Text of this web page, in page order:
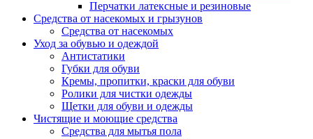
Перчатки латексные и резиновые
Средства от насекомых и грызунов
Средства от насекомых
Уход за обувью и одеждой
Антистатики
Губки для обуви
Кремы, пропитки, краски для обуви
Ролики для чистки одежды
Щетки для обуви и одежды
Чистящие и моющие средства
Средства для мытья пола